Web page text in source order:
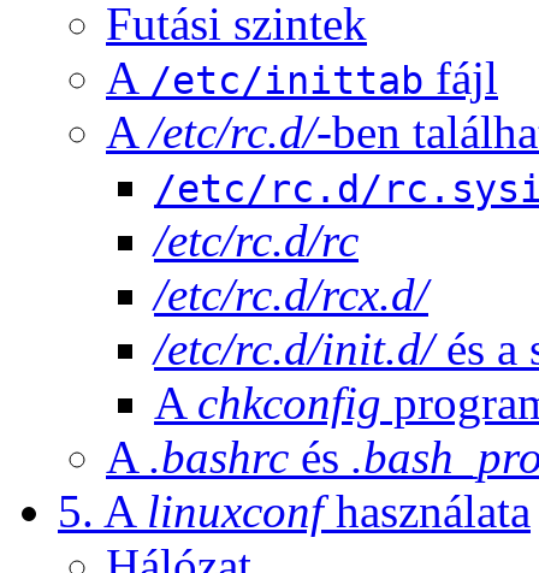
Futási szintek
A /etc/inittab fájl
A/etc/rc.d/-ben
/etc/rc.d/
/etc/rc.d/rc
/etc/rc.d/rcx.d/
/etc/rc.d/init.d/és a
A chkconfig
A .bashrc és
5. A linuxconfhasználata